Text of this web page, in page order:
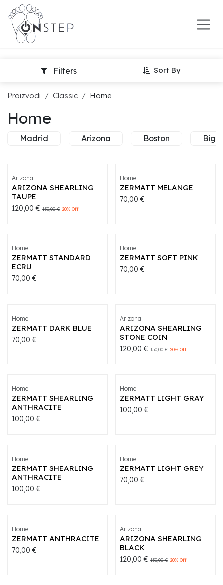
Preskoči na sadržaj
Sort By
Filters
Proizvodi Classic Home
Home
Madrid Arizona Boston Big
Arizona
ARIZONA SHEARLING
TAUPE
120,00 € 150,00€ 20% Off
Home
ZERMATT MELANGE
70,00 €
Home
ZERMATT STANDARD
ECRU
70,00 €
Home
ZERMATT SOFT PINK
70,00 €
Home
ZERMATT DARK BLUE
70,00 €
Arizona
ARIZONA SHEARLING
STONE COIN
120,00 € 150,00€ 20% Off
Home
ZERMATT SHEARLING
ANTHRACITE
100,00 €
Home
ZERMATT LIGHT GRAY
100,00 €
Home
ZERMATT SHEARLING
ANTHRACITE
100,00 €
Home
ZERMATT LIGHT GREY
70,00 €
Home
ZERMATT ANTHRACITE
70,00 €
Arizona
ARIZONA SHEARLING
BLACK
120,00 € 150,00€ 20% Off